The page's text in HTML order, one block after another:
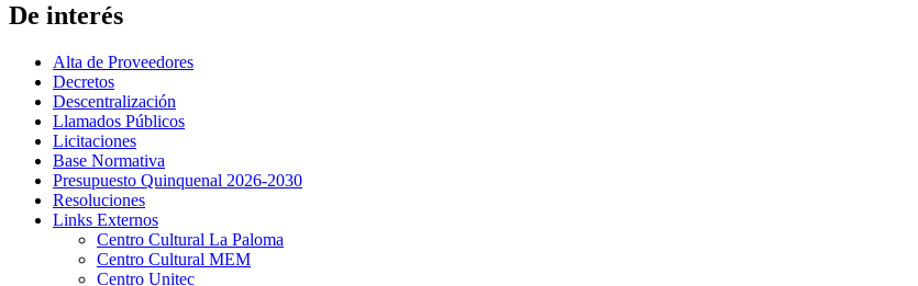
De interés
Alta de Proveedores
Decretos
Descentralización
Llamados Públicos
Licitaciones
Base Normativa
Presupuesto Quinquenal 2026-2030
Resoluciones
Links Externos
Centro Cultural La Paloma
Centro Cultural MEM
Centro Unitec